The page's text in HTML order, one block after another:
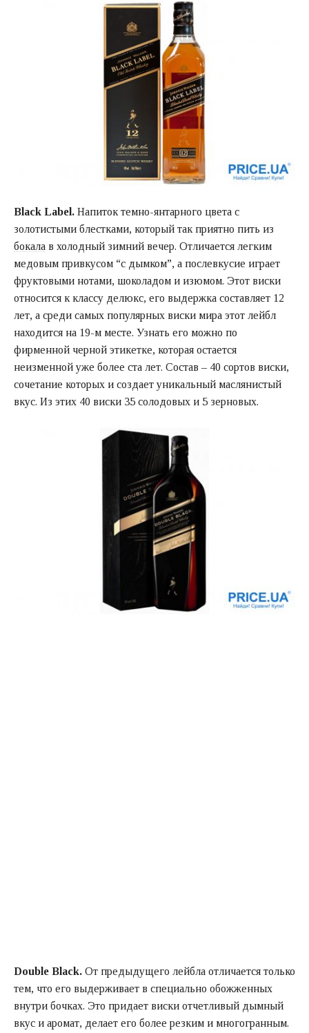
Black Label. Напиток темно-янтарного цвета с
золотистыми блестками, который так приятно пить из
бокала в холодный зимний вечер. Отличается легким
медовым привкусом “с дымком”, а послевкусие играет
фруктовыми нотами, шоколадом и изюмом. Этот виски
относится к классу делюкс, его выдержка составляет 12
лет, а среди самых популярных виски мира этот лейбл
находится на 19-м месте. Узнать его можно по
фирменной черной этикетке, которая остается
неизменной уже более ста лет. Состав – 40 сортов виски,
сочетание которых и создает уникальный маслянистый
вкус. Из этих 40 виски 35 солодовых и 5 зерновых.
Double Black. От предыдущего лейбла отличается только
тем, что его выдерживает в специально обожженных
внутри бочках. Это придает виски отчетливый дымный
вкус и аромат, делает его более резким и многогранным.